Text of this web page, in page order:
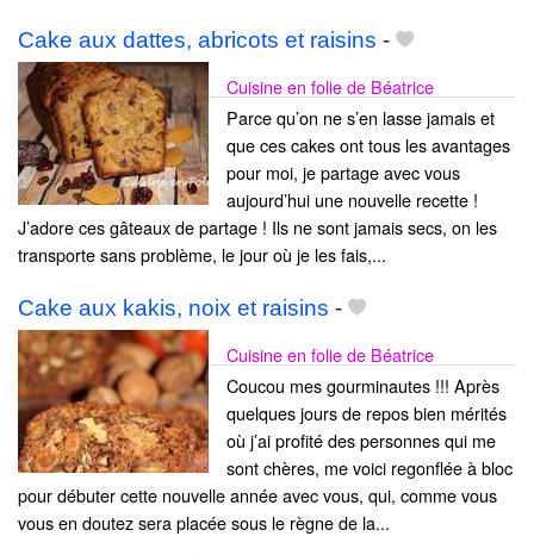
Cake aux dattes, abricots et raisins -
Cuisine en folie de Béatrice
Parce qu’on ne s’en lasse jamais et
que ces cakes ont tous les avantages
pour moi, je partage avec vous
aujourd’hui une nouvelle recette !
J’adore ces gâteaux de partage ! Ils ne sont jamais secs, on les
transporte sans problème, le jour où je les fais,...
Cake aux kakis, noix et raisins -
Cuisine en folie de Béatrice
Coucou mes gourminautes !!! Après
quelques jours de repos bien mérités
où j’ai profité des personnes qui me
sont chères, me voici regonflée à bloc
pour débuter cette nouvelle année avec vous, qui, comme vous
vous en doutez sera placée sous le règne de la...